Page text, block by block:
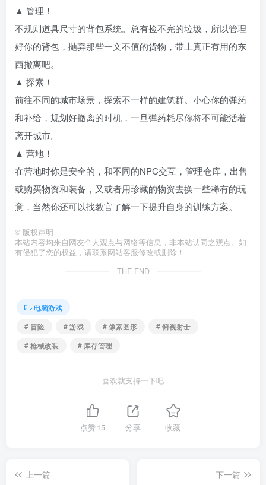
▲ 管理！
不规则道具尺寸的背包系统。总有捡不完的垃圾，所以管理
好你的背包，抛弃那些一文不值的货物，带上真正有用的东
西撤离吧。
▲ 探索！
前往不同的城市场景，探索不一样的建筑群。小心你的弹药
和补给，规划好撤离的时机，一旦弹药耗尽你将不可能活着
离开城市。
▲ 营地！
在营地时你是安全的，和不同的NPC交互，管理仓库，出售
或购买物资和装备，又或者用珍藏的物资去换一些稀有的玩
意，当然你还可以找教官了解一下提升自身的训练方案。
© 版权声明
本站内容均来自网友个人观点与网络等信息，非本站认同之观点。如
有侵犯了您的权益，请联系网站客服修改或删除！
THE END
电脑游戏
# 冒险
# 游戏 # 像素图形
# 俯视射击
# 枪械改装
# 库存管理
喜欢就支持一下吧
点赞15 分享 收藏
上一篇
下一篇